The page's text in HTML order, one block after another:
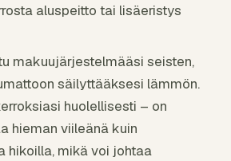
aluspeitto tai lisäeristys
makuujärjestelmääsi seisten,
säilyttääksesi lämmön.
huolellisesti – on
hieman viileänä kuin
hikoilla, mikä voi johtaa